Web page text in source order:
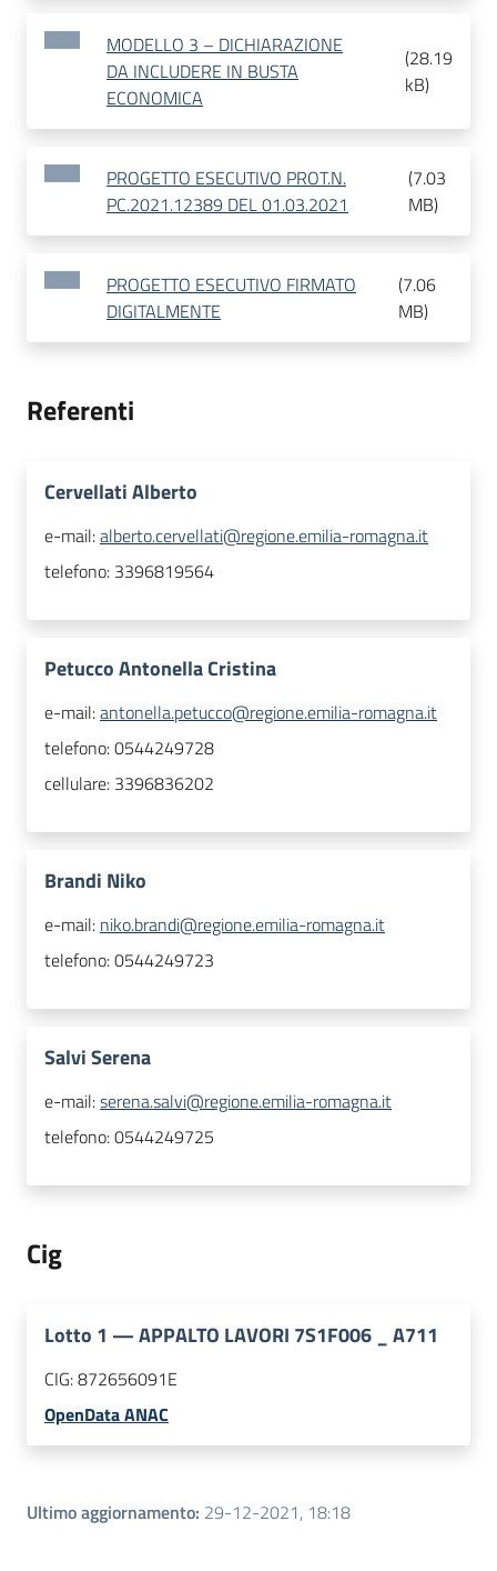
MODELLO 3 – DICHIARAZIONE
DA INCLUDERE IN BUSTA
ECONOMICA
(28.19
kB)
PROGETTO ESECUTIVO PROT.N.
PC.2021.12389 DEL 01.03.2021
(7.03
MB)
PROGETTO ESECUTIVO FIRMATO
DIGITALMENTE
(7.06
MB)
Referenti
Cervellati Alberto
e-mail:alberto.cervellati@regione.emilia-romagna.it
telefono: 3396819564
Petucco Antonella Cristina
e-mail:antonella.petucco@regione.emilia-romagna.it
telefono:0544249728
cellulare: 3396836202
Brandi Niko
e-mail: niko.brandi@regione.emilia-romagna.it
telefono:0544249723
Salvi Serena
e-mail:serena.salvi@regione.emilia-romagna.it
telefono:0544249725
Cig
Lotto 1 —APPALTO LAVORI 7S1F006 _ A711
CIG:872656091E
OpenData ANAC
Ultimo aggiornamento: 29-12-2021, 18:18